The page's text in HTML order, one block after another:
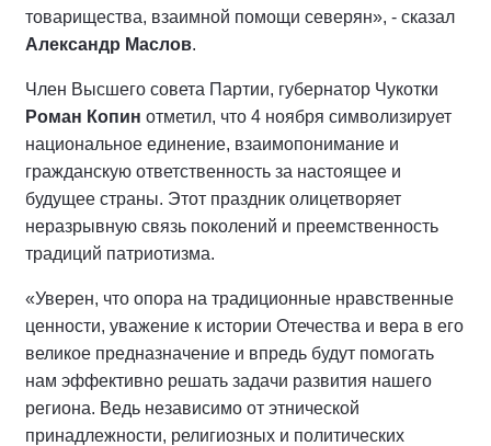
товарищества, взаимной помощи северян», - сказал
Александр Маслов.
Член Высшего совета Партии, губернатор Чукотки
Роман Копин отметил, что 4 ноября символизирует
национальное единение, взаимопонимание и
гражданскую ответственность за настоящее и
будущее страны. Этот праздник олицетворяет
неразрывную связь поколений и преемственность
традиций патриотизма.
«Уверен, что опора на традиционные нравственные
ценности, уважение к истории Отечества и вера в его
великое предназначение и впредь будут помогать
нам эффективно решать задачи развития нашего
региона. Ведь независимо от этнической
принадлежности, религиозных и политических